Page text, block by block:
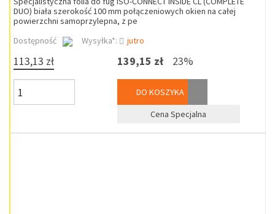
DUO) biała szerokość 100 mm połączeniowych okien na całej
powierzchni samoprzylepna, z pe
Dostępność
Wysyłka*: jutro
113,13 zł 139,15 zł 23%
DO KOSZYKA
Cena Specjalna